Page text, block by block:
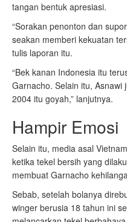
tangan bentuk apresiasi.
“Sorakan penonton dan
seakan memberi kekuatan
tulis laporan itu.
“Bek kanan Indonesia itu
Garnacho. Selain itu,
2004 itu goyah,” lanjutnya.
Hampir Emosi
Selain itu, media asal
ketika tekel bersih yang
membuat Garnacho
Sebab, setelah bolanya
winger berusia 18 tahun ini